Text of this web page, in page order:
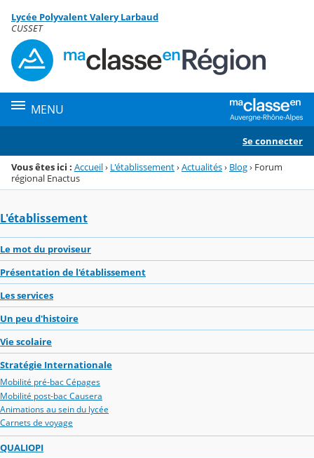
Menu de la rubrique
Contenu
Lycée Polyvalent Valery Larbaud
CUSSET
MENU
Se connecter
Vous êtes ici : Accueil› L'établissement›Actualités› Blog› Forum
régional Enactus
L'établissement
Le mot du proviseur
Présentation de l'établissement
Les services
Un peu d'histoire
Vie scolaire
Stratégie Internationale
Mobilité pré-bac Cépages
Mobilité post-bac Causera
Animations au sein du lycée
Carnets de voyage
QUALIOPI